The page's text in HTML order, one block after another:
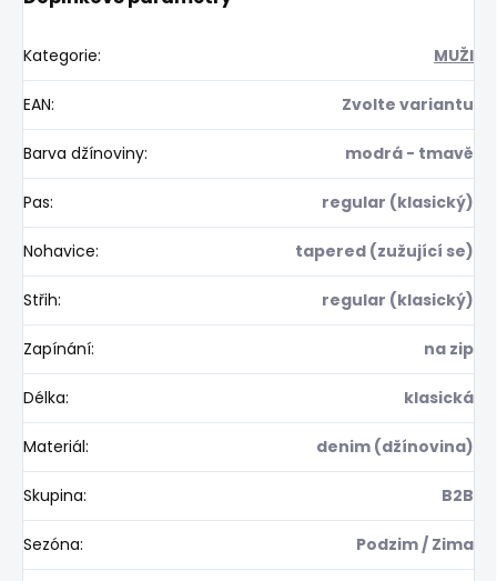
Kategorie: MUŽI
EAN: Zvolte variantu
Barva džínoviny: modrá - tmavě
Pas: regular (klasický)
Nohavice: tapered (zužující se)
Střih: regular (klasický)
Zapínání: na zip
Délka: klasická
Materiál: denim (džínovina)
Skupina: B2B
Sezóna: Podzim / Zima